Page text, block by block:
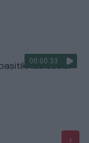
00:00:33
labiausiai
›